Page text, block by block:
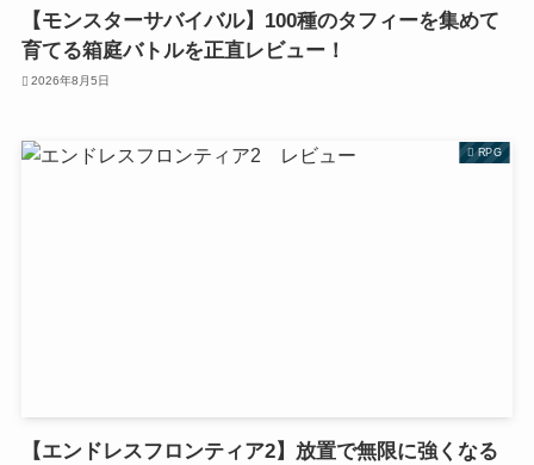
【モンスターサバイバル】100種のタフィーを集めて
育てる箱庭バトルを正直レビュー！
2026年8月5日
RPG
【エンドレスフロンティア2】放置で無限に強くなる